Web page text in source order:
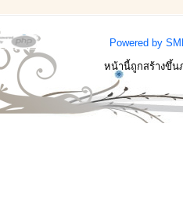
Powered by
หน้านี้ถูกสร้างขึ้น